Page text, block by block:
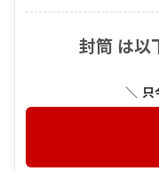
封筒 は以
＼ 只